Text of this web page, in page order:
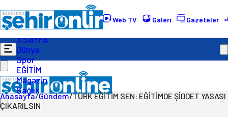
Web TV Galeri Gazeteler
Gündem
Ekonomi
Politika
3.SAYFA
Dünya
Spor
EĞİTİM
Magazin
Sağlık
Anasayfa/Gündem/TÜRK EĞİTİM SEN: EĞİTİMDE ŞİDDET YASASI
ÇIKARILSIN